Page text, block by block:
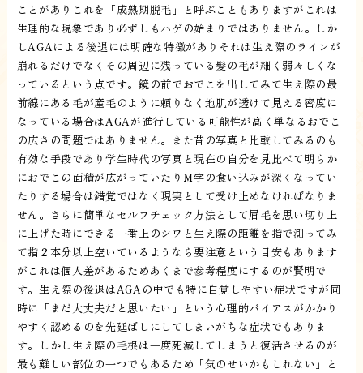
ことがありこれを「成熟期脱毛」と呼ぶこともありますがこれは
生理的な現象であり必ずしもハゲの始まりではありません。しか
しAGAによる後退には明確な特徴がありそれは生え際のラインが
崩れるだけでなくその周辺に残っている髪の毛が細く弱々しくな
っているという点です。鏡の前でおでこを出してみて生え際の最
前線にある毛が産毛のように頼りなく地肌が透けて見える密度に
なっている場合はAGAが進行している可能性が高く単なるおでこ
の広さの問題ではありません。また昔の写真と比較してみるのも
有効な手段であり学生時代の写真と現在の自分を見比べて明らか
におでこの面積が広がっていたりＭ字の食い込みが深くなってい
たりする場合は錯覚ではなく現実として受け止めなければなりま
せん。さらに簡単なセルフチェック方法として眉毛を思い切り上
に上げた時にできる一番上のシワと生え際の距離を指で測ってみ
て指２本分以上空いているようなら要注意という目安もあります
がこれは個人差があるためあくまで参考程度にするのが賢明で
す。生え際の後退はAGAの中でも特に自覚しやすい症状ですが同
時に「まだ大丈夫だと思いたい」という心理的バイアスがかかり
やすく認めるのを先延ばしにしてしまいがちな症状でもありま
す。しかし生え際の毛根は一度死滅してしまうと復活させるのが
最も難しい部位の一つでもあるため「気のせいかもしれない」と